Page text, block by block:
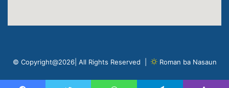
© Copyright@2026| All Rights Reserved | Roman ba Nasaun